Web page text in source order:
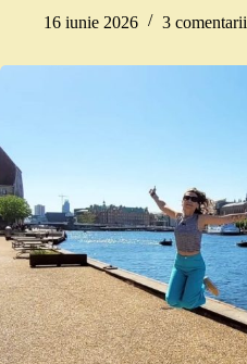
16 iunie 2026
3 comentarii